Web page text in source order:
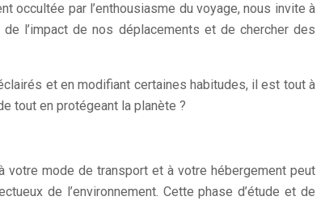
occultée par l’enthousiasme du voyage, nous invite à
l’impact de nos déplacements et de chercher des
et en modifiant certaines habitudes, il est tout à
tout en protégeant la planète ?
votre mode de transport et à votre hébergement peut
de l’environnement. Cette phase d’étude et de